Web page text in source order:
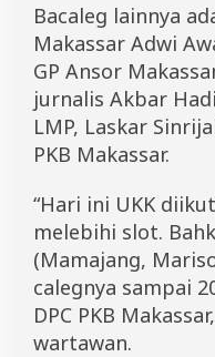
Bacaleg lainnya
Makassar Adwi
GP Ansor
jurnalis Akbar
LMP, Laskar
PKB Makassar.
“Hari ini UKK
melebihi slot.
(Mamajang,
calegnya sampai
DPC PKB
wartawan.